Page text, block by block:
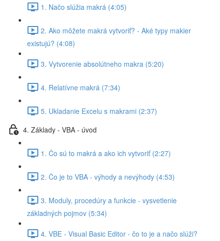
1. Načo slúžia makrá (4:05)
2. Ako môžete makrá vytvoriť? - Aké typy makier
existujú? (4:08)
3. Vytvorenie absolútneho makra (5:20)
4. Relatívne makrá (7:34)
5. Ukladanie Excelu s makrami (2:37)
4. Základy - VBA - úvod
1. Čo sú to makrá a ako ich vytvoriť (2:27)
2. Čo je to VBA - výhody a nevýhody (4:53)
3. Moduly, procedúry a funkcie - vysvetlenie
základných pojmov (5:34)
4. VBE - Visual Basic Editor - čo to je a načo slúži?